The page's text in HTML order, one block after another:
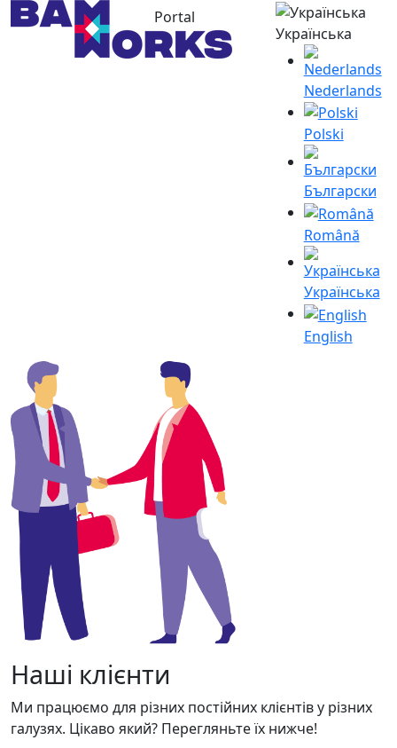
Portal
Українська
Nederlands
Polski
Български
Română
Українська
English
Наші клієнти
Ми працюємо для різних постійних клієнтів у різних
галузях. Цікаво який? Перегляньте їх нижче!